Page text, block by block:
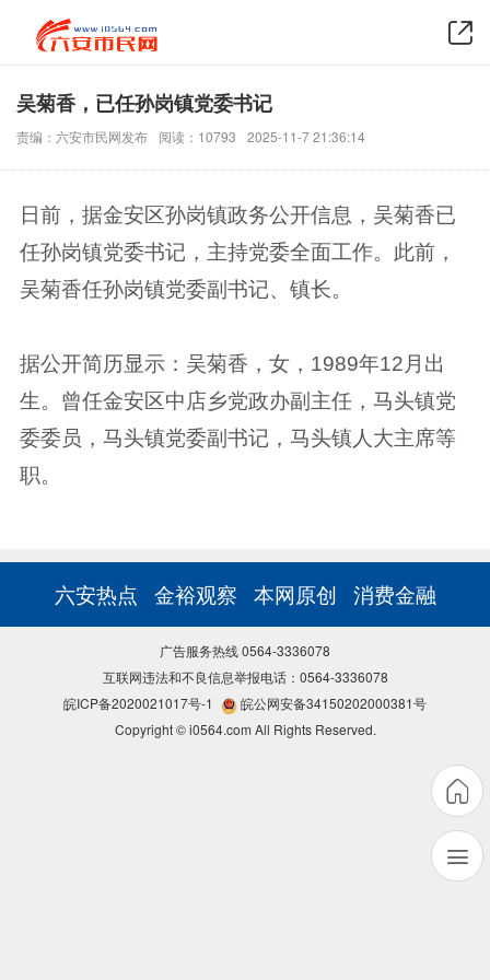
吴菊香，已任孙岗镇党委书记
责编：六安市民网发布 阅读：10793 2025-11-7 21:36:14
日前，据金安区孙岗镇政务公开信息，吴菊香已
任孙岗镇党委书记，主持党委全面工作。此前，
吴菊香任孙岗镇党委副书记、镇长。
据公开简历显示：吴菊香，女，1989年12月出
生。曾任金安区中店乡党政办副主任，马头镇党
委委员，马头镇党委副书记，马头镇人大主席等
职。
六安热点 金裕观察 本网原创 消费金融
广告服务热线 0564-3336078
互联网违法和不良信息举报电话：0564-3336078
皖ICP备2020021017号-1
皖公网安备34150202000381号
Copyright © i0564.com All Rights Reserved.